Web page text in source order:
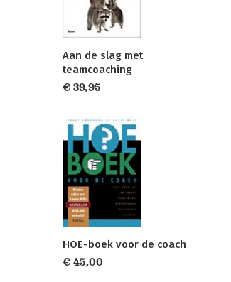
Aan de slag met
teamcoaching
€ 39,95
HOE-boek voor de coach
€ 45,00